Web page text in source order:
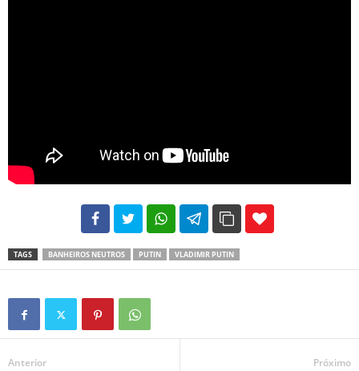
102 35
TAGS BANHEIROS NEUTROS PUTIN VLADIMIR PUTIN
Anterior Próximo